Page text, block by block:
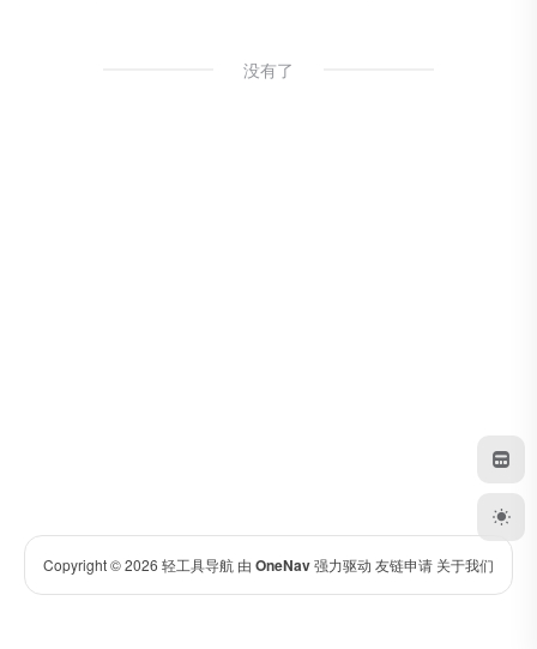
没有了
Copyright © 2026 轻工具导航 由 OneNav强力驱动 友链申请 关于我们